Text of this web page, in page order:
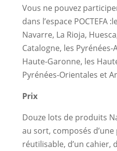
Vous ne pouvez
dans l’espace POCTEFA
Navarre, La Rioja,
Catalogne, les Pyrénées-
Haute-Garonne, les
Pyrénées-Orientales et
Prix
Douze lots de produits
au sort, composés
réutilisable, d’un cahier,